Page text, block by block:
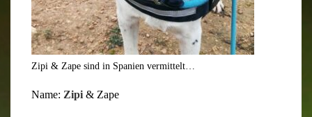
Zipi & Zape sind in Spanien vermittelt…
Name: Zipi & Zape